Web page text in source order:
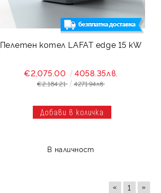
Пелетен котел LAFAT edge 15 kW
€2,075.00 4058.35лв.
€2,184.21 4271.94лв.
В наличност
« 1 »